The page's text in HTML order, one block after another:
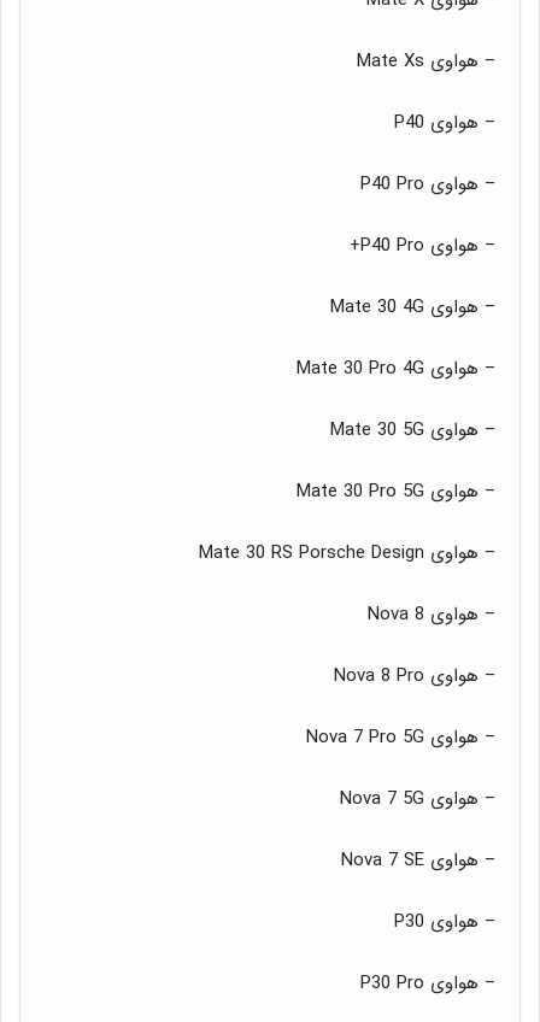
– هواوی Mate Xs
– هواوی P40
– هواوی P40 Pro
– هواوی P40 Pro+
– هواوی Mate 30 4G
– هواوی Mate 30 Pro 4G
– هواوی Mate 30 5G
– هواوی Mate 30 Pro 5G
– هواوی Mate 30 RS Porsche Design
– هواوی Nova 8
– هواوی Nova 8 Pro
– هواوی Nova 7 Pro 5G
– هواوی Nova 7 5G
– هواوی Nova 7 SE
– هواوی P30
– هواوی P30 Pro